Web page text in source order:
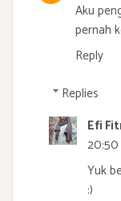
Aku
pernah
Reply
Replies
Efi
20:50
Yuk
:)